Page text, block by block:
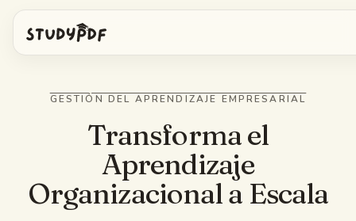
Pregúntale a Bo
Herramientas gratis
GESTIÓN DEL APRENDIZAJE EMPRESARIAL
Transforma el
Aprendizaje
Organizacional a Escala